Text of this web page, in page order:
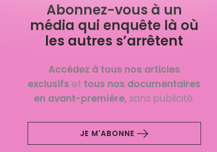
Abonnez-vous à un
média qui enquête là où
les autres s’arrêtent
Accédez à tous nos articles
exclusifs et tous nos documentaires
en avant-première,sans publicité.
JE M'ABONNE